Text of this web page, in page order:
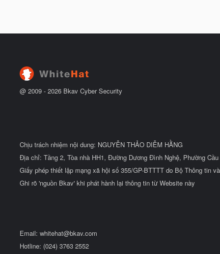
@ 2009 - 2026 Bkav Cyber Security
Chịu trách nhiệm nội dung: NGUYỄN THẢO DIỄM HẰNG
Địa chỉ: Tầng 2, Tòa nhà HH1, Đường Dương Đình Nghệ, Phường
Giấy phép thiết lập mạng xã hội số 355/GP-BTTTT do Bộ Thông tin
Ghi rõ 'nguồn Bkav' khi phát hành lại thông tin từ Website này
Email: whitehat@bkav.com
Hotline: (024) 3763 2552